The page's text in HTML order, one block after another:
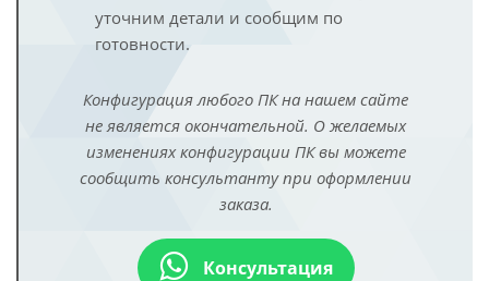
уточним детали и сообщим по
готовности.
Конфигурация любого ПК на нашем сайте
не является окончательной. О желаемых
изменениях конфигурации ПК вы можете
сообщить консультанту при оформлении
заказа.
Консультация